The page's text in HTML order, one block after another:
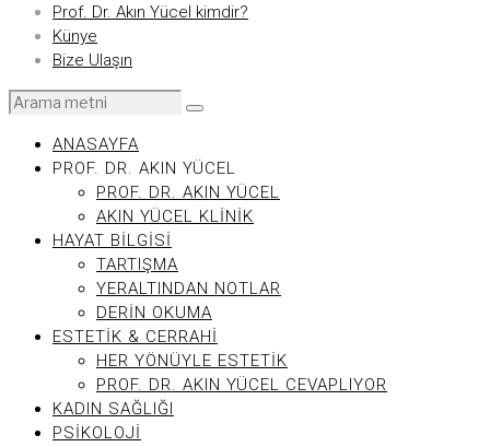
Prof. Dr. Akın Yücel kimdir?
Künye
Bize Ulaşın
ANASAYFA
PROF. DR. AKIN YÜCEL
PROF. DR. AKIN YÜCEL
AKIN YÜCEL KLINIK
HAYAT BILGISI
TARTIŞMA
YERALTINDAN NOTLAR
DERIN OKUMA
ESTETIK & CERRAHI
HER YÖNÜYLE ESTETIK
PROF. DR. AKIN YÜCEL CEVAPLIYOR
KADIN SAĞLIĞI
PSIKOLOJI